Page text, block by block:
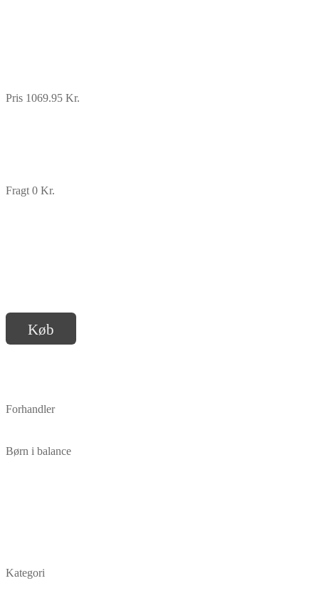
Pris 1069.95 Kr.
Fragt 0 Kr.
Køb
Forhandler
Børn i balance
Kategori